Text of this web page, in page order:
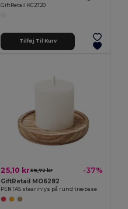
GiftRetail KC2720
Tilføj Til Kurv
25,10 kr39,72 kr -37%
GiftRetail MO6282
PENTAS stearinlys på rund træbase